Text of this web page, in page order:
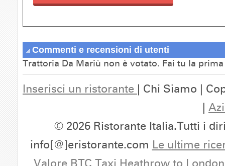
Commenti e recensioni di utenti
Trattoria Da Mariù non è votato. Fai tu la
Inserisci un ristorante | Chi Siamo |
|
© 2026 Ristorante Italia.Tutti i
info[@]eristorante.com Le ultime
Valore BTC Taxi Heathrow to London